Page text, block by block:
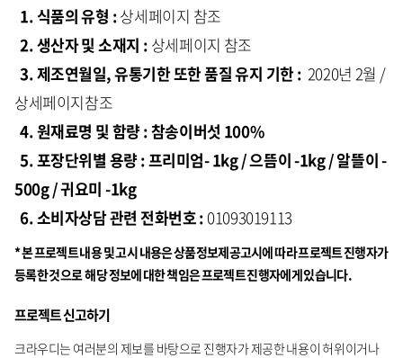
1. 식품의 유형 :상세페이지 참조
2. 생산자 및 소재지 : 상세페이지 참조
3. 제조연월일, 유통기한 또한 품질 유지 기한 : 2020년 2월 /
상세페이지참조
4. 원재료명 및 함량 : 참송이버섯 100%
5. 포장단위별 용량 : 프리미엄- 1kg / 으뜸이 -1kg / 알뜰이 -
500g / 귀요미 -1kg
6. 소비자상담 관련 전화번호 : 01093019113
* 본 프로젝트 내용 및 고시 내용은 상품정보제공고시에 따라 프로젝트 진행자가
등록한 것으로 해당 정보에 대한 책임은 프로젝트 진행자에게 있습니다.
프로젝트 신고하기
크라우디는 여러분의 제보를 바탕으로 진행자가 제공한 내용이 허위이거나